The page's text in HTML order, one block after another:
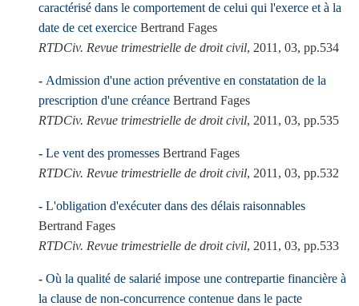
caractérisé dans le comportement de celui qui l'exerce et à la
date de cet exercice Bertrand Fages
RTDCiv. Revue trimestrielle de droit civil, 2011, 03, pp.534
Admission d'une action préventive en constatation de la
prescription d'une créance Bertrand Fages
RTDCiv. Revue trimestrielle de droit civil, 2011, 03, pp.535
Le vent des promesses Bertrand Fages
RTDCiv. Revue trimestrielle de droit civil, 2011, 03, pp.532
L'obligation d'exécuter dans des délais raisonnables
Bertrand Fages
RTDCiv. Revue trimestrielle de droit civil, 2011, 03, pp.533
Où la qualité de salarié impose une contrepartie financière à
la clause de non-concurrence contenue dans le pacte